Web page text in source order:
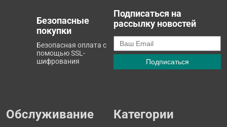
Безопасные
покупки
Безопасная оплата с
помощью SSL-
шифрования
Подписаться на
рассылку новостей
Обслуживание Категории